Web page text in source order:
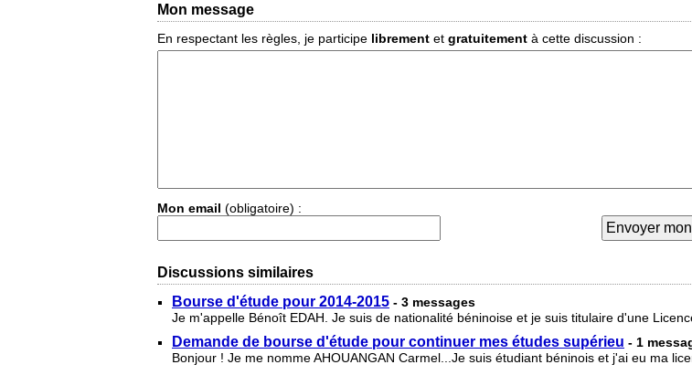
Mon message
En respectant les règles, je participe librement et gratuitement à cette discussion :
Mon email (obligatoire) :
Discussions similaires
Bourse d'étude pour 2014-2015 - 3 messages
Je m'appelle Bénoît EDAH. Je suis de nationalité béninoise et je suis titulaire d'une
Demande de bourse d'étude pour continuer mes études supérieu - 1
Bonjour ! Je me nomme AHOUANGAN Carmel...Je suis étudiant béninois et j'ai eu ma